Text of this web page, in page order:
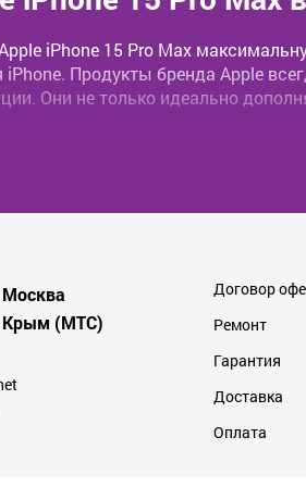
iPhone 15 Pro Max
Продукты бренда Apple
Они не только идеально
. Корпус iPhone в безопасности, так
идеальное прилегание.
. Широкий выбор цветов и стилей
. Наши чехлы идеально подходят
(МТС)
Договор
Ремонт
Гарантия
Доставка
Оплата